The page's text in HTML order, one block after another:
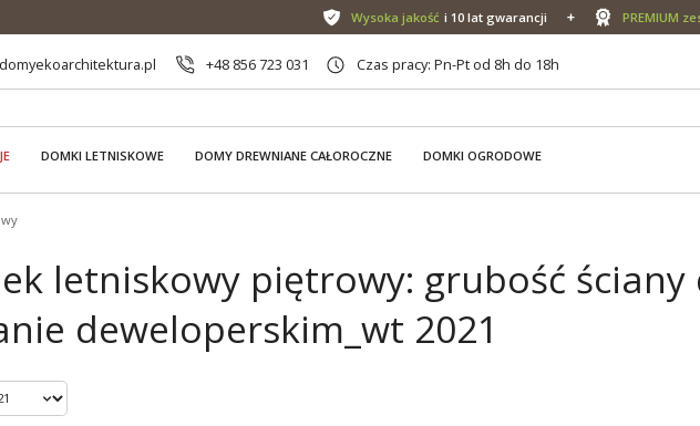
Wysoka jakość i 10 lat gwarancji PREMIUM
+48 856 723 031 Czas pracy: Pn-Pt od 8h do 18h
DOMKI LETNISKOWE DOMY DREWNIANE CAŁOROCZNE DOMKI OGRODOWE
letniskowy piętrowy: grubość
deweloperskim_wt 2021